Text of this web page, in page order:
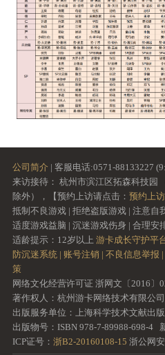
公司简介 | 客服电话:0571-88133227
来访接待： 杭州市滨江区拓森科技园
除外），【预约上访请点击： 预约上访
抵制不良游戏 | 拒绝盗版游戏 | 注意自
适度游戏益脑 | 沉迷游戏伤身 | 合理安
适龄提示：12岁以上 游卡成长守护平
防沉迷系统 | 账号注销 | 不良信息举报 |
策
网络文化经营许可证 浙网文〔2016〕
著作权人：杭州游卡网络技术有限公司
出版服务单位：上海科学技术文献出
出版物号：ISBN 978-7-89988-698-4
ICP证号： 浙B2-20160108-15 浙公网